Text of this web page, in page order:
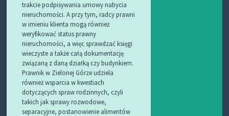
trakcie podpisywania umowy nabycia
nieruchomości. A przy tym, radcy prawni
w imieniu klienta mogą również
weryfikować status prawny
nieruchomości, a więc sprawdzać księgi
wieczyste a także całą dokumentację
związaną z daną działką czy budynkiem.
Prawnik w Zielonej Górze udziela
również wsparcia w kwestiach
dotyczących spraw rodzinnych, czyli
takich jak sprawy rozwodowe,
separacyjne, postanowienie alimentów